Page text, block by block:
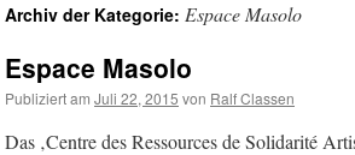
springen
Archiv der Kategorie: Espace Masolo
Espace Masolo
Publiziert am Juli 22, 2015 von Ralf Classen
Das ‚Centre des Ressources de Solidarité